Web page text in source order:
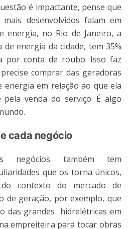
é impactante, pense que
desenvolvidos falam em
energia, no Rio de Janeiro, a
de energia da cidade, tem 35%
por conta de roubo. Isso faz
comprar das geradoras
energia em relação ao que ela
pela venda do serviço. É algo
cada negócio
negócios também tem
que os torna únicos,
contexto do mercado de
de geração, por exemplo, que
das grandes hidrelétricas em
empreiteira para tocar obras